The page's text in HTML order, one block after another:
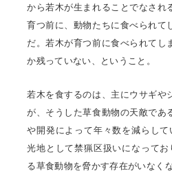
から若木が生まれることでなされ
育つ前に、動物たちに食べられて
だ。若木が育つ前に食べられてし
か残っていない、ということ。
若木を食するのは、主にウサギや
が、そうした草食動物の天敵であ
や開発によって年々数を減らして
光地として禁猟区扱いになってお
る草食動物を脅かす存在がいなく